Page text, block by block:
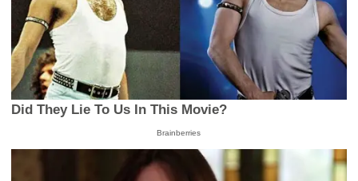
Did They Lie To Us In This Movie?
Brainberries